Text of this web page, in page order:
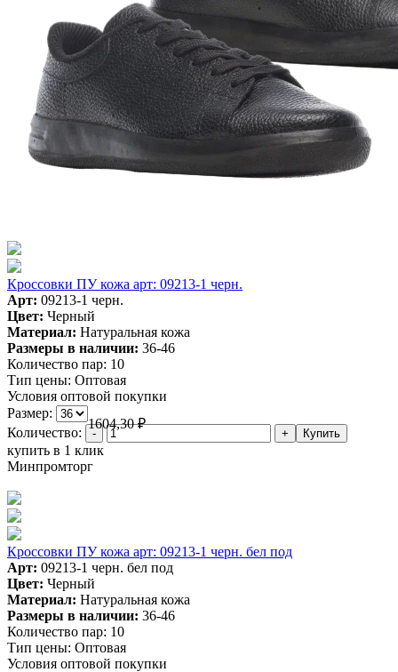
Кроссовки ПУ кожа арт: 09213-1 черн.
Арт: 09213-1 черн.
Цвет: Черный
Материал: Натуральная кожа
Размеры в наличии: 36-46
Количество пар: 10
Тип цены: Оптовая
Условия оптовой покупки
Размер:
1604,30₽
Количество:
купить в 1 клик
Минпромторг
Кроссовки ПУ кожа арт: 09213-1 черн. бел под
Арт: 09213-1 черн. бел под
Цвет: Черный
Материал: Натуральная кожа
Размеры в наличии: 36-46
Количество пар: 10
Тип цены: Оптовая
Условия оптовой покупки